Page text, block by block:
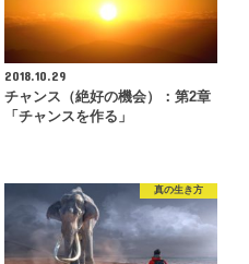
2018.10.29
チャンス（絶好の機会）：第2章
「チャンスを作る」
真の生き方